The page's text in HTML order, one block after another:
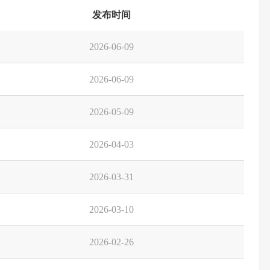
发布时间
2026-06-09
2026-06-09
2026-05-09
2026-04-03
2026-03-31
2026-03-10
2026-02-26